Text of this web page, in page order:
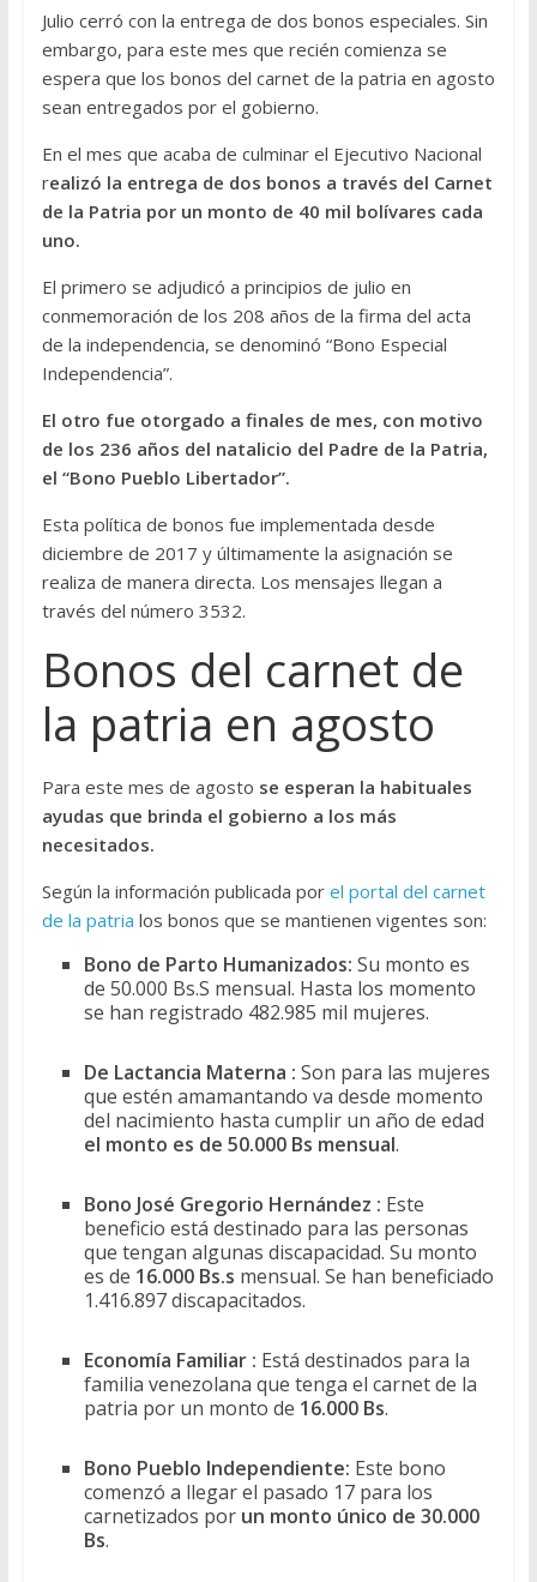
Julio cerró con la entrega de dos bonos especiales. Sin
embargo, para este mes que recién comienza se
espera que los bonos del carnet de la patria en agosto
sean entregados por el gobierno.
En el mes que acaba de culminar el Ejecutivo Nacional
realizó la entrega de dos bonos a través del Carnet
de la Patria por un monto de 40 mil bolívares cada
uno.
El primero se adjudicó a principios de julio en
conmemoración de los 208 años de la firma del acta
de la independencia, se denominó “Bono Especial
Independencia”.
El otro fue otorgado a finales de mes, con motivo
de los 236 años del natalicio del Padre de la Patria,
el “Bono Pueblo Libertador”.
Esta política de bonos fue implementada desde
diciembre de 2017 y últimamente la asignación se
realiza de manera directa. Los mensajes llegan a
través del número 3532.
Bonos del carnet de
la patria en agosto
Para este mes de agosto se esperan la habituales
ayudas que brinda el gobierno a los más
necesitados.
Según la información publicada porel portal del carnet
de la patria los bonos que se mantienen vigentes son:
Bono de Parto Humanizados: Su monto es
de 50.000 Bs.S mensual. Hasta los momento
se han registrado 482.985 mil mujeres.
De Lactancia Materna : Son para las mujeres
que estén amamantando va desde momento
del nacimiento hasta cumplir un año de edad
el monto es de 50.000 Bs mensual.
Bono José Gregorio Hernández : Este
beneficio está destinado para las personas
que tengan algunas discapacidad. Su monto
es de 16.000 Bs.s mensual. Se han beneficiado
1.416.897 discapacitados.
Economía Familiar : Está destinados para la
familia venezolana que tenga el carnet de la
patria por un monto de 16.000 Bs.
Bono Pueblo Independiente: Este bono
comenzó a llegar el pasado 17 para los
carnetizados por un monto único de 30.000
Bs.